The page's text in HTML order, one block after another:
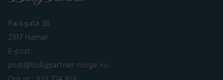
Parkgata 36
2317 Hamar
E-post:
post@boligpartner-norge.no